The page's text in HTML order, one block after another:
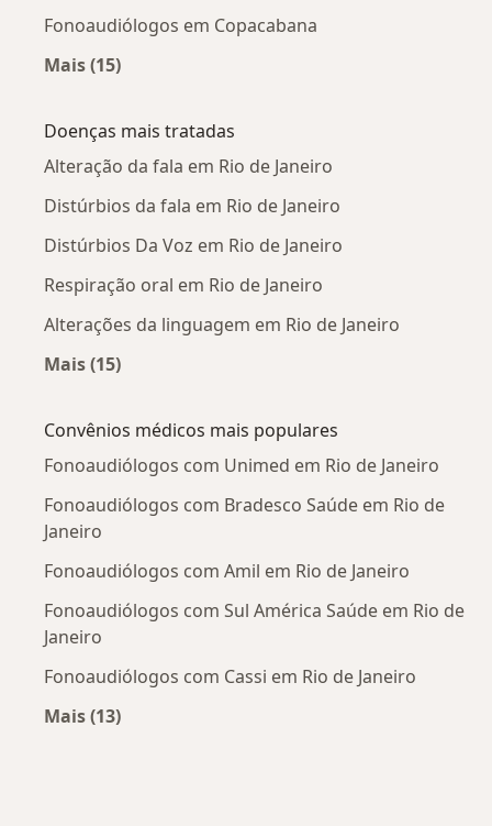
Fonoaudiólogos em Copacabana
Mais (15)
Doenças mais tratadas
Alteração da fala em Rio de Janeiro
Distúrbios da fala em Rio de Janeiro
Distúrbios Da Voz em Rio de Janeiro
Respiração oral em Rio de Janeiro
Alterações da linguagem em Rio de Janeiro
Mais (15)
Convênios médicos mais populares
Fonoaudiólogos com Unimed em Rio de Janeiro
Fonoaudiólogos com Bradesco Saúde em Rio de
Janeiro
Fonoaudiólogos com Amil em Rio de Janeiro
Fonoaudiólogos com Sul América Saúde em Rio de
Janeiro
Fonoaudiólogos com Cassi em Rio de Janeiro
Mais (13)